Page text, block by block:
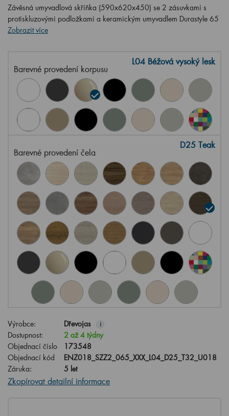
Závěsná umyvadlová skříňka (590x620x450) se 2 zásuvkami s
protiskluzovými podložkami a keramickým umyvadlem Durastyle 65
Zobrazit více
Barevné provedení korpusu
L04 Béžová vysoký lesk
Barevné provedení čela
D25 Teak
Výrobce: Dřevojas i
Dostupnost:
2 až 4 týdny
Objednací číslo
173548
Objednací kód
ENZ018_SZZ2_065_XXX_L04_D25_T32_U018
Záruka:
5 let
Zkopírovat detailní informace